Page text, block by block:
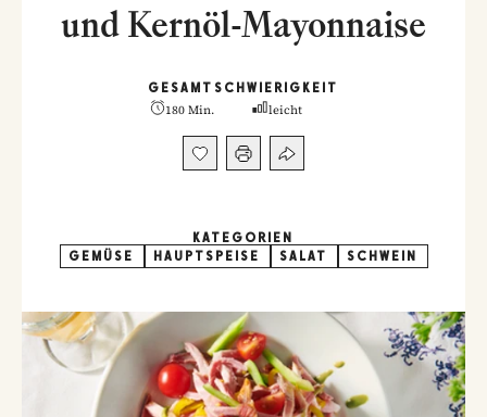
und Kernöl-Mayonnaise
GESAMT
180 Min.
SCHWIERIGKEIT
leicht
KATEGORIEN
GEMÜSE
HAUPTSPEISE SALAT SCHWEIN